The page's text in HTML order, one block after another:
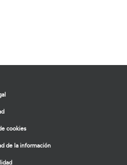
cookies
de la información